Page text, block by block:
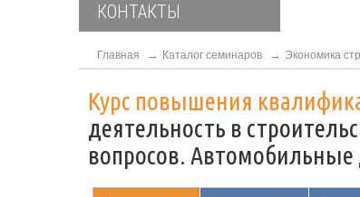
КОНТАКТЫ
Главная Каталог семинаров Экономика
Курс повышения
деятельность в
вопросов. Автомобильные